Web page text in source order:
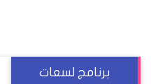
برنامج لسعات